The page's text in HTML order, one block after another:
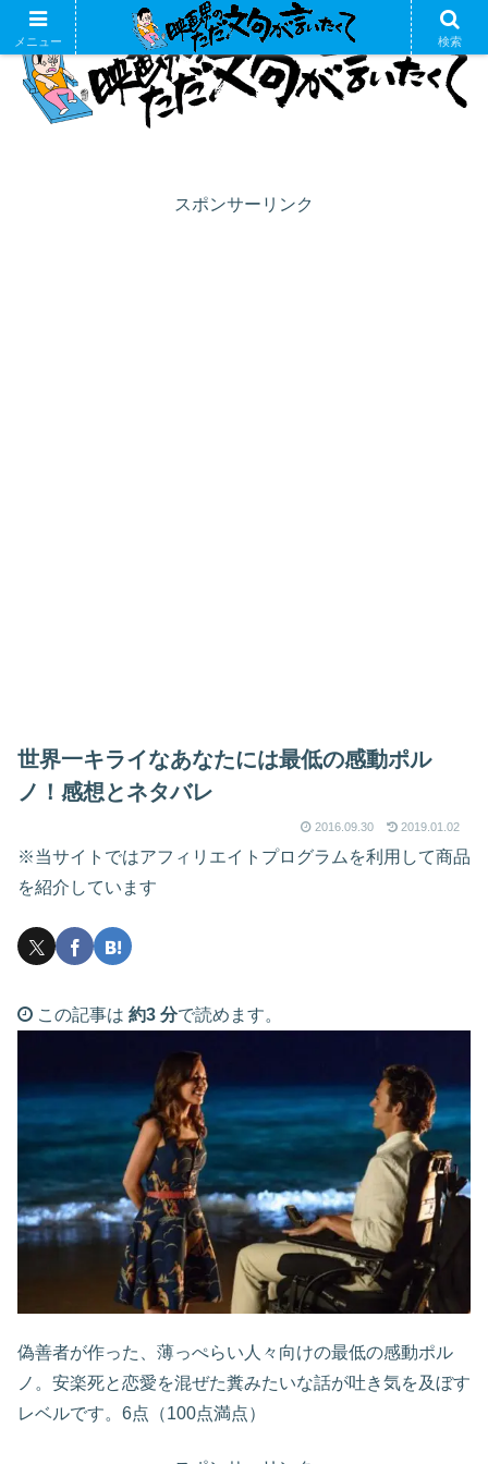
スポンサーリンク
世界一キライなあなたには最低の感動ポル
ノ！感想とネタバレ
2016.09.30 2019.01.02
※当サイトではアフィリエイトプログラムを利用して商品
を紹介しています
この記事は 約3 分で読めます。
偽善者が作った、薄っぺらい人々向けの最低の感動ポル
ノ。安楽死と恋愛を混ぜた糞みたいな話が吐き気を及ぼす
レベルです。6点（100点満点）
メニュー 検索